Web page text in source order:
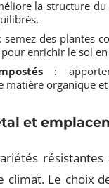
la structure
: semez des plantes
enrichir le sol en
:
matière organique et
et
climat. Le choix